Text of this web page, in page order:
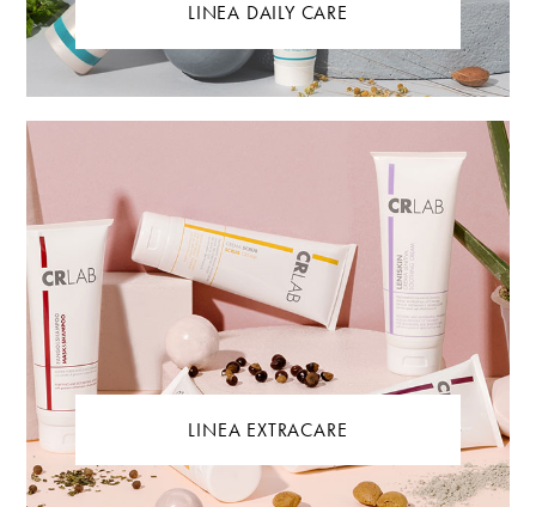
LINEA DAILY CARE
LINEA EXTRACARE